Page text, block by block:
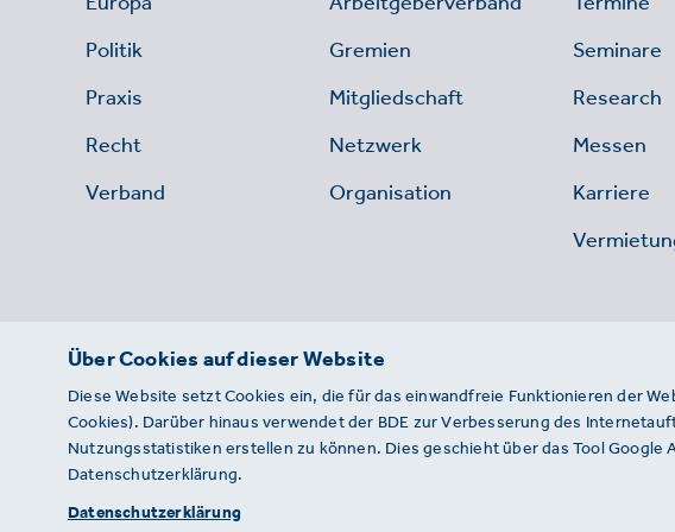
Politik
Praxis
Recht
Verband
Gremien
Mitgliedschaft
Netzwerk
Organisation
Seminare
Research
Messen
Karriere
© 2026 · BDE
Über Cookies auf dieser Website
Diese Website setzt Cookies ein, die für das einwandfreie Funktionieren der
Cookies). Darüber hinaus verwendet der BDE zur Verbesserung des
Nutzungsstatistiken erstellen zu können. Dies geschieht über das Tool Google
Datenschutzerklärung.
Datenschutzerklärung